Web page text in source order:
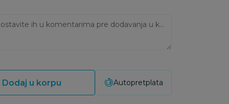
Ukoliko imate napomene, ostavite ih u komentarima pre dodavanja u korpu:
Dodaj u korpu Autopretplata